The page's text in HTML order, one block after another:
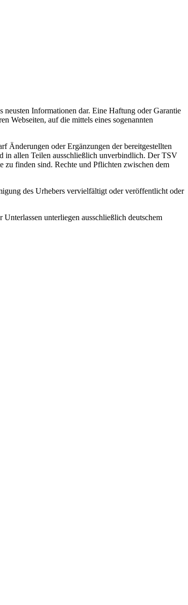
neusten Informationen dar. Eine Haftung oder Garantie
Webseiten, auf die mittels eines sogenannten
Änderungen oder Ergänzungen der bereitgestellten
in allen Teilen ausschließlich unverbindlich. Der TSV
zu finden sind. Rechte und Pflichten zwischen dem
des Urhebers vervielfältigt oder veröffentlicht oder
Unterlassen unterliegen ausschließlich deutschem